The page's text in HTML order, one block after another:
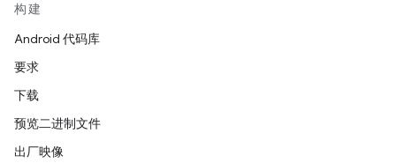
构建
Android 代码库
要求
下载
预览二进制文件
出厂映像